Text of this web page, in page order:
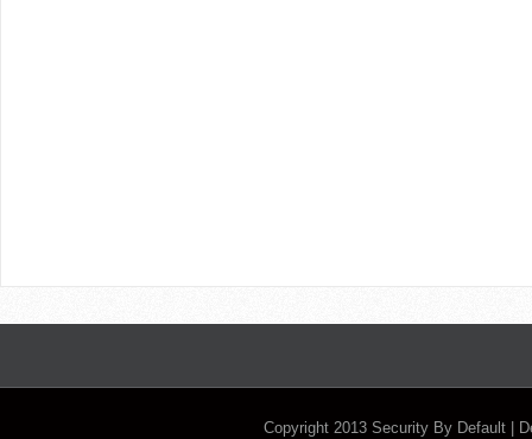
Copyright 2013 Security By Default |